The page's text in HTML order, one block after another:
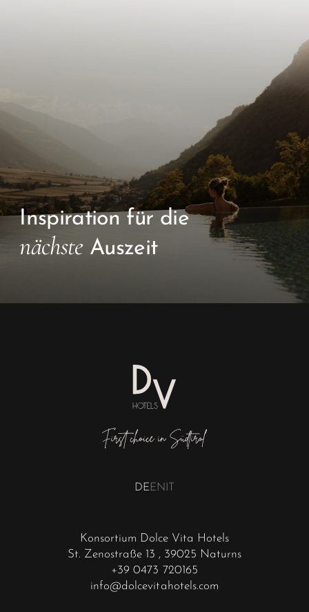
Konsortium Dolce Vita Hotels
St. Zenostraße 13 , 39025 Naturns
+39 0473 720165
info@dolcevitahotels.com
DEEN IT